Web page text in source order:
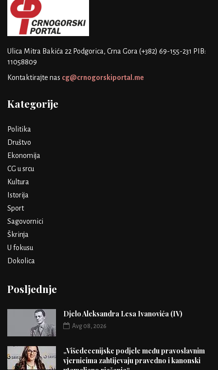
Ulica Mitra Bakića 22 Podgorica, Crna Gora (+382) 69-155-231 PIB:
11058809
Kontaktirajte nas cg@crnogorskiportal.me
Kategorije
Politika
Društvo
Ekonomija
CG u srcu
Kultura
Istorija
Sport
Sagovornici
Škrinja
U fokusu
Dokolica
Posljednje
Djelo Aleksandra Lesa Ivanovića (IV)
Avg 08, 2026
„Višedecenijske podjele među pravoslavnim
vjernicima zahtijevaju pravedno i kanonski